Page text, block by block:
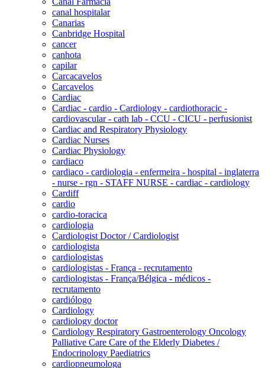
canal hospitalar
Canarias
Canbridge Hospital
cancer
canhota
capilar
Carcacavelos
Carcavelos
Cardiac
Cardiac - cardio - Cardiology - cardiothoracic -
cardiovascular - cath lab - CCU - CICU - perfusionist
Cardiac and Respiratory Physiology
Cardiac Nurses
Cardiac Physiology
cardiaco
cardiaco - cardiologia - enfermeira - hospital - inglaterra
- nurse - rgn - STAFF NURSE - cardiac - cardiology
Cardiff
cardio
cardio-toracica
cardiologia
Cardiologist Doctor / Cardiologist
cardiologista
cardiologistas
cardiologistas - França - recrutamento
cardiologistas - França/Bélgica - médicos -
recrutamento
cardiólogo
Cardiology
cardiology doctor
Cardiology Respiratory Gastroenterology Oncology
Palliative Care Care of the Elderly Diabetes /
Endocrinology Paediatrics
cardiopneumologa